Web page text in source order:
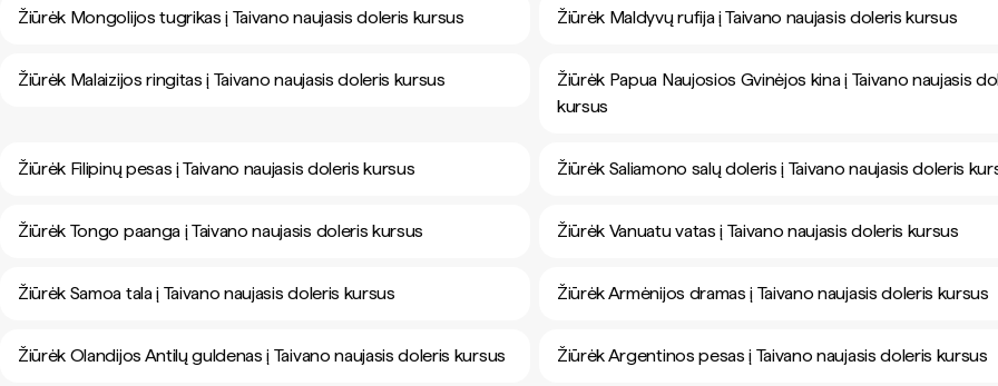
Žiūrėk Mongolijos tugrikas į Taivano naujasis doleris kursus Žiūrėk Maldyvų rufija į Taivano naujasis doleris kursus
Žiūrėk Malaizijos ringitas į Taivano naujasis doleris kursus
Žiūrėk Papua Naujosios Gvinėjos kina į Taivano naujasis
kursus
Žiūrėk Filipinų pesas į Taivano naujasis doleris kursus Žiūrėk Saliamono salų doleris į Taivano naujasis doleris
Žiūrėk Tongo paanga į Taivano naujasis doleris kursus Žiūrėk Vanuatu vatas į Taivano naujasis doleris kursus
Žiūrėk Samoa tala į Taivano naujasis doleris kursus Žiūrėk Armėnijos dramas į Taivano naujasis doleris kursus
Žiūrėk Olandijos Antilų guldenas į Taivano naujasis doleris kursus Žiūrėk Argentinos pesas į Taivano naujasis doleris kursus